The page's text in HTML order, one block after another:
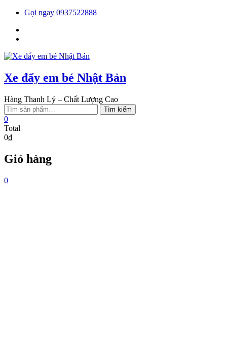
Skip
content
Gọi ngay 0937522888
Xe đẩy em bé Nhật Bản
Hàng Thanh Lý – Chất Lượng Cao
Tìm
kiếm:
Tìm kiếm
0
Total
0₫
Giỏ hàng
0